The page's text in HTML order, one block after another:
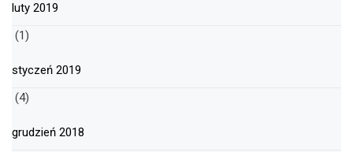
luty 2019
(1)
styczeń 2019
(4)
grudzień 2018